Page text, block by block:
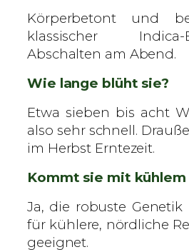
Körperbetont und
klassischer
Abschalten am Abend.
Wie lange blüht sie?
Etwa sieben bis acht
also sehr schnell.
im Herbst Erntezeit.
Kommt sie mit kühlem
Ja, die robuste
für kühlere, nördliche
geeignet.